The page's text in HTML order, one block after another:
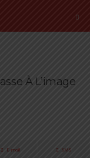
À L’image
E-mail SMS